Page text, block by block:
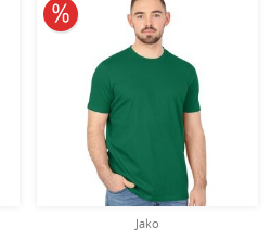
Jako
10% reduziert